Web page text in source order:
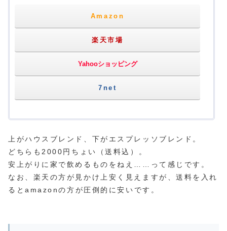
Amazon
楽天市場
Yahooショッピング
7net
上がハウスブレンド、下がエスプレッソブレンド。
どちらも2000円ちょい（送料込）。
安上がりに家で飲めるものをねえ……って感じです。
なお、楽天の方が見かけ上安く見えますが、送料を入れ
るとamazonの方が圧倒的に安いです。